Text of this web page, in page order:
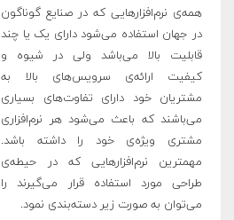
همه‌ی نرم‌افزارهایی که در صنایع گوناگون
در جهان استفاده می‌شود دارای یک یا چند
قابلیت بالا می‌باشد ولی در شیوه و
کیفیت ارائه‌ی سرویس‌های بالا به
مشتریان خود دارای تفاوت‌های بسیاری
می‌باشند که باعث می‌شود هر نرم‌افزاری
مشتری ویژه‌ی خود را داشته باشد.
مهمترین نرم‌افزارهایی که در حیطه‌ی
طراحی مورد استفاده قرار می‌گیرند را
می‌توان به صورت زیر دسته‌بندی نمود.